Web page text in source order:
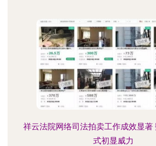
祥云法院网络司法拍卖工作成效显著
式初显威力